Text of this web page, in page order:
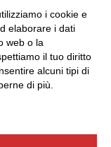
e bandi
i cookie e
elaborare i dati
web o la
il tuo diritto
alcuni tipi di
di più.